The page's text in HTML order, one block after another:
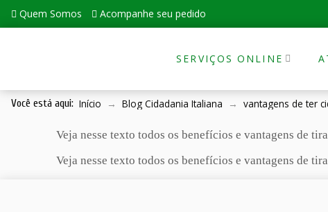
Quem Somos Acompanhe seu pedido
SERVIÇOS ONLINE
Você está aqui: Início → Blog Cidadania Italiana → vantagens de ter
Veja nesse texto todos os benefícios e vantagens de
Veja nesse texto todos os benefícios e vantagens de